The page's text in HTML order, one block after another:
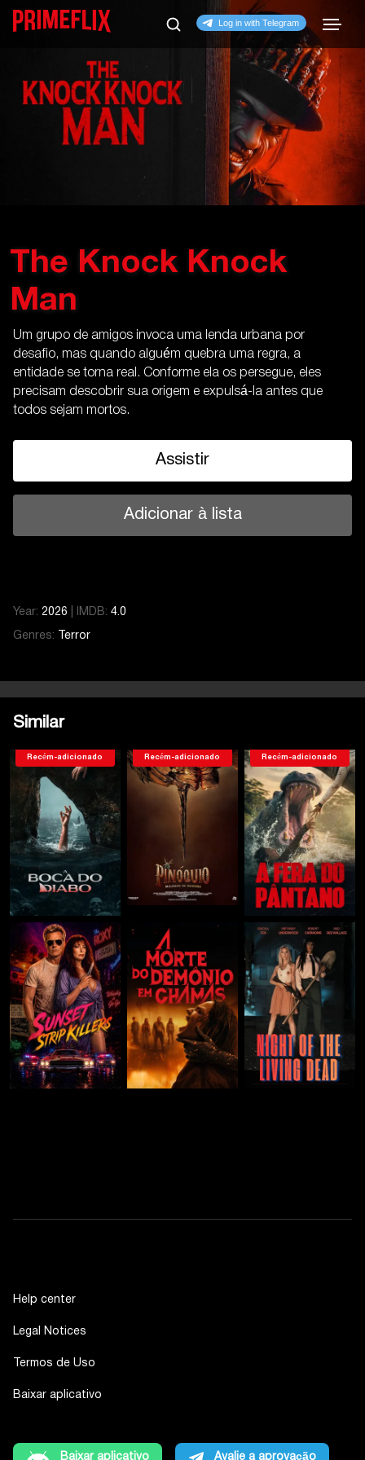
The Knock Knock
Man
Um grupo de amigos invoca uma lenda urbana por
desafio, mas quando alguém quebra uma regra, a
entidade se torna real. Conforme ela os persegue, eles
precisam descobrir sua origem e expulsá-la antes que
todos sejam mortos.
Assistir
Adicionar à lista
Year: 2026 IMDB: 4.0
Genres: Terror
Similar
Recém-adicionado Recém-adicionado Recém-adicionado
Help center
Legal Notices
Termos de Uso
Baixar aplicativo
Baixar aplicativo Avalie a aprovação